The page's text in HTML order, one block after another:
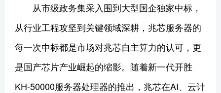
从市级政务集采入围到大型国企独家中标，
从行业工程攻坚到关键领域深耕，兆芯服务器的
每一次中标都是市场对兆芯自主算力的认可，更
是国产芯片产业崛起的缩影。随着新一代开胜
KH-50000服务器处理器的推出，兆芯在AI、云计